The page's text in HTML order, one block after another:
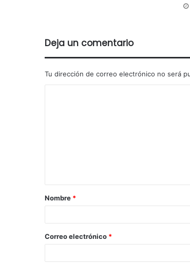
Deja un comentario
Tu dirección de correo electrónico no será
Nombre *
Correo electrónico *